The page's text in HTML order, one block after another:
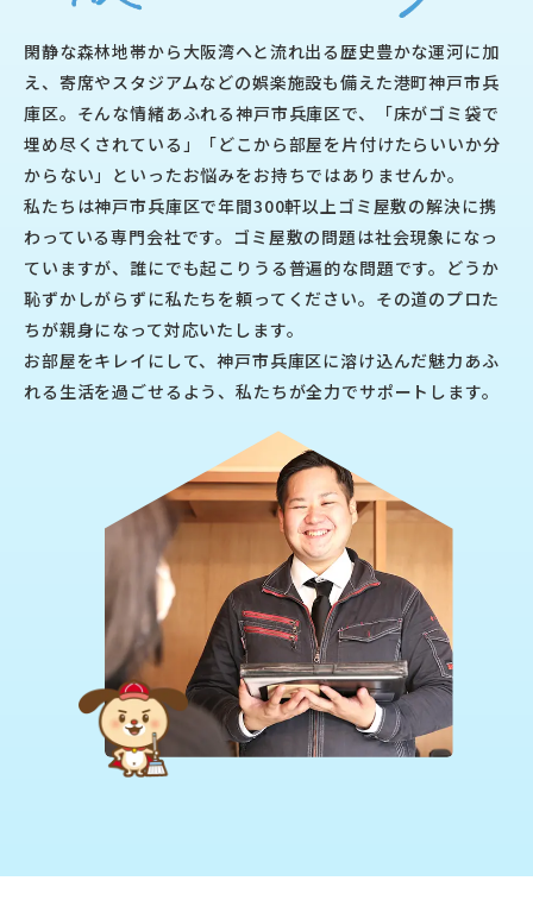
閑静な森林地帯から大阪湾へと流れ出る歴史豊かな運河に加
え、寄席やスタジアムなどの娯楽施設も備えた港町神戸市兵
庫区。そんな情緒あふれる神戸市兵庫区で、「床がゴミ袋で
埋め尽くされている」「どこから部屋を片付けたらいいか分
からない」といったお悩みをお持ちではありませんか。
私たちは神戸市兵庫区で年間300軒以上ゴミ屋敷の解決に携
わっている専門会社です。ゴミ屋敷の問題は社会現象になっ
ていますが、誰にでも起こりうる普遍的な問題です。どうか
恥ずかしがらずに私たちを頼ってください。その道のプロた
ちが親身になって対応いたします。
お部屋をキレイにして、神戸市兵庫区に溶け込んだ魅力あふ
れる生活を過ごせるよう、私たちが全力でサポートします。